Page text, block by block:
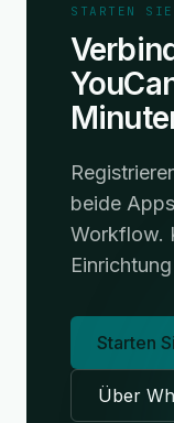
STARTEN
beide
Workflow.
Starten
Über